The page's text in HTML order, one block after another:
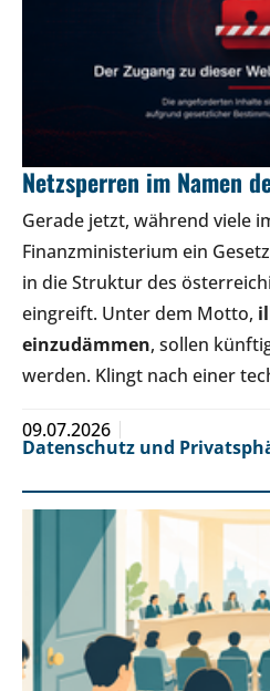
Netzsperren im Namen
Gerade jetzt, während viele
Finanzministerium ein
in die Struktur des
eingreift. Unter dem Motto,
einzudämmen, sollen
werden. Klingt nach einer
09.07.2026
Datenschutz und